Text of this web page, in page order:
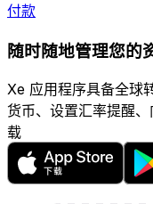
付款
随时随地管理您的
Xe 应用程序具备全球
货币、设置汇率提醒
载